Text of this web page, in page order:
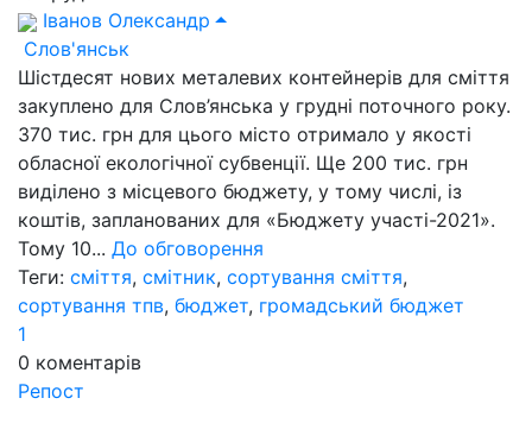
Іванов Олександр
Слов'янськ
Шістдесят нових металевих контейнерів для сміття
закуплено для Слов’янська у грудні поточного року.
370 тис. грн для цього місто отримало у якості
обласної екологічної субвенції. Ще 200 тис. грн
виділено з місцевого бюджету, у тому числі, із
коштів, запланованих для «Бюджету участі-2021».
Тому 10... До обговорення
Теги: сміття, смітник, сортування сміття,
сортування тпв, бюджет, громадський бюджет
1
0 коментарів
Репост